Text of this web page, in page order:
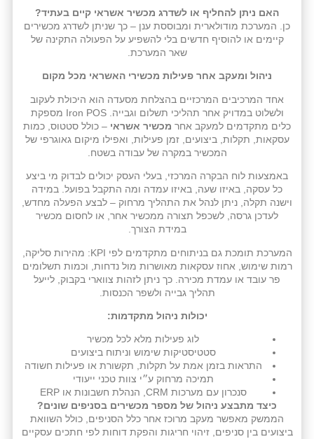
האם ניתן להחליף או לשדרג מכשיר אשראי קיים בעתיד?
כן. המערכת מודולארית ומבוססת ענן – כך שניתן לשדרג מכשירים
קיימים או להוסיף חדשים בלי להשפיע על הפעולה התקינה של
שאר המערכת.
ניהול ומעקב אחר פעילות מכשירי האשראי מכל מקום
אחד המרכיבים המרכזיים בהצלחת מסעדה הוא היכולת לעקוב
ולשלוט במדויק אחר תהליכי תשלום וגבייה. Iron POS מספקת
כלים מתקדמים למעקב אחר מכשיר אשראי – כולל סטטוס, כמות
עסקאות, תקלות, ביצועים, זמן פעילות, ואפילו מיקום גאוגרפי של
המכשיר במקרה של עבודה בשטח.
באמצעות לוח הבקרה המרכזי, בעלי העסק יכולים לבדוק מי ביצע
כל עסקה, באיזו שעה, באיזו עמדה ומה התקבל בפועל. במידה
וישנה תקלה, ניתן לנהל את התהליך מרחוק – לבצע הפעלה מחדש,
לעדכן גרסה, לשכפל תצורה ממכשיר אחר, או לחסום מכשיר
במידת הצורך.
המערכת תומכת גם בניתוחים מתקדמים לפי KPI: מהירות סליקה,
רמות שימוש, אחוז עסקאות מאושרות מול נדחות, וכמות תשלומים
פר עובד או עמדת מכירה. כך ניתן לזהות צווארי בקבוק, לייעל
תהליך גבייה ולשפר הכנסות.
יכולות ניהול מתקדמות:
לוג פעילות מלא לכל מכשיר
סטטיסטיקות שימוש וניתוח ביצועים
התראות בזמן אמת על תקלות, תקשורת או פעילות חשודה
תמיכה מרחוק ע״י צוות טכני ייעודי
סנכרון עם מערכות CRM, הנהלת חשבונות או ERP
כיצד מתבצע ניהול של מספר מכשירים בסניפים שונים?
הממשק מאפשר מעקב מרוכז אחר כלל הסניפים, כולל השוואת
ביצועים בין סניפים, זיהוי חריגות והפקת דוחות לפי חתכים עסקיים